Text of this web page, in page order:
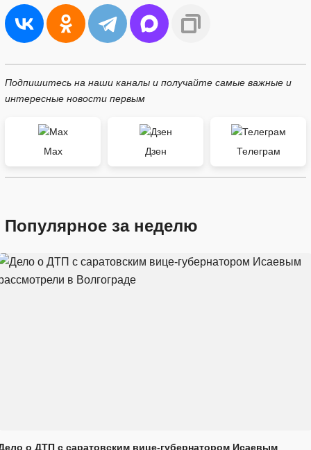
Подпишитесь на наши каналы и получайте самые важные и
интересные новости первым
Max Дзен Телеграм
Популярное за неделю
о ДТП с саратовским вице-губернатором Исаевым